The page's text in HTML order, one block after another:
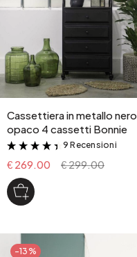
Cassettiera in metallo nero
opaco 4 cassetti Bonnie
&
9 Recensioni
€ 269.00 € 299.00
-13%